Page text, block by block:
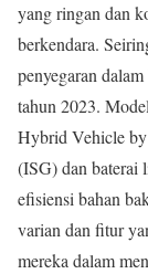
yang ringan dan
berkendara.
penyegaran
tahun 2023.
Hybrid Vehicle by
(ISG) dan baterai
efisiensi bahan
varian dan fitur
mereka dalam